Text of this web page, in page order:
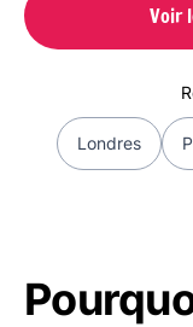
Voir
Londres